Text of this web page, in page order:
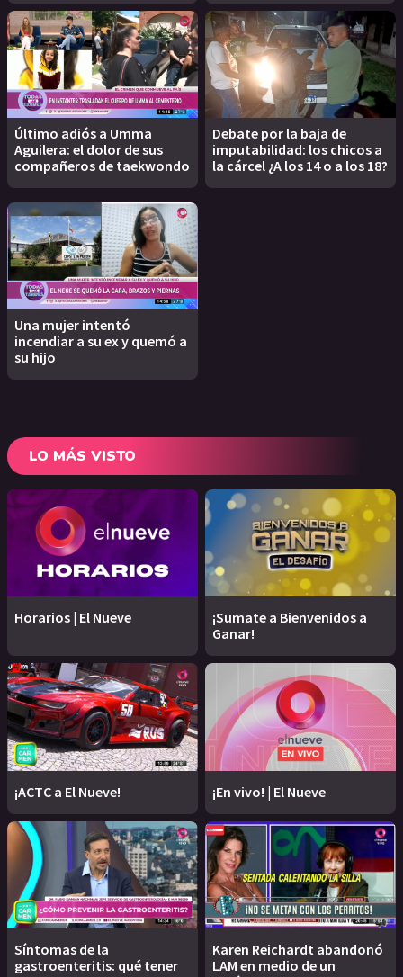
Último adiós a Umma
Aguilera: el dolor de sus
compañeros de taekwondo
Debate por la baja de
imputabilidad: los chicos a
la cárcel ¿A los 14 o a los 18?
Una mujer intentó
incendiar a su ex y quemó a
su hijo
LO MÁS VISTO
Horarios | El Nueve
¡Sumate a Bienvenidos a
Ganar!
¡ACTC a El Nueve! ¡En vivo! | El Nueve
Síntomas de la
gastroenteritis: qué tener
Karen Reichardt abandonó
LAM en medio de un